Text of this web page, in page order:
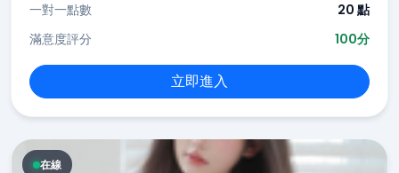
一對一點數
20 點
滿意度評分
100分
立即進入
在線